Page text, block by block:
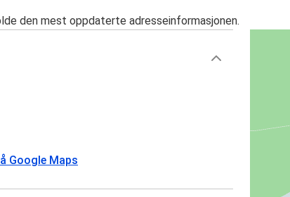
den mest oppdaterte adresseinformasjonen.
Google Maps